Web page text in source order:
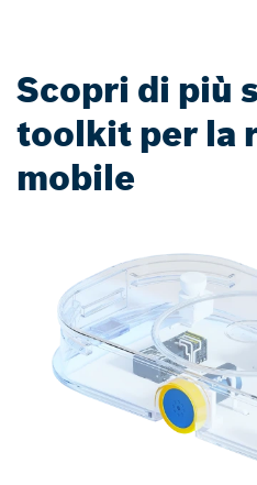
Scopri di più
toolkit per la
mobile